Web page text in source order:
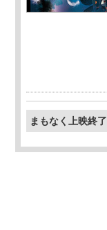
まもなく上映終了